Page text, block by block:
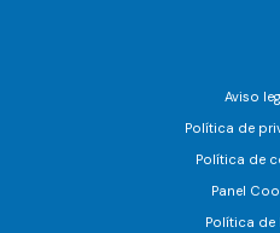
Aviso
Política de
Política de
Panel
Política de